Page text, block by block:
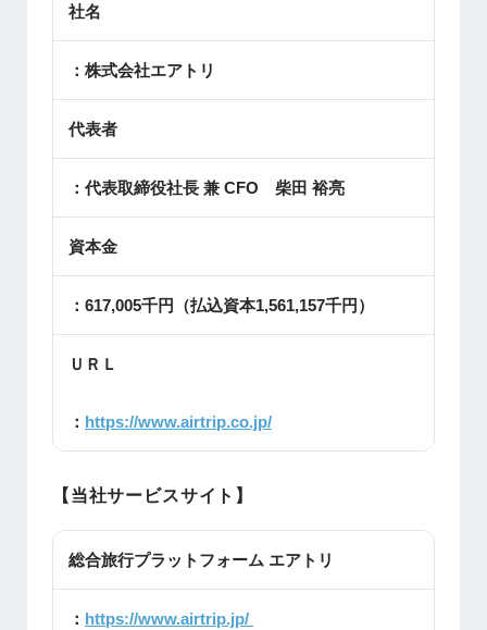
社名
：株式会社エアトリ
代表者
：代表取締役社長 兼 CFO 柴田 裕亮
資本金
：617,005千円（払込資本1,561,157千円）
ＵＲＬ
： https://www.airtrip.co.jp/
【当社サービスサイト】
総合旅行プラットフォーム エアトリ
： https://www.airtrip.jp/